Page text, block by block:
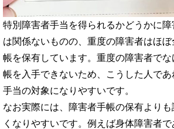
特別障害者手当を得られるかどうかに
は関係ないものの、重度の障害者はほ
帳を保有しています。重度の障害者で
帳を入手できないため、こうした人で
手当の対象になりやすいです。
なお実際には、障害者手帳の保有より
くなりやすいです。例えば身体障害者